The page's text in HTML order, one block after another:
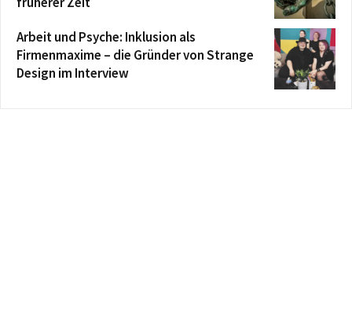
Arbeit und Psyche: Inklusion als
Firmenmaxime – die Gründer von Strange
Design im Interview